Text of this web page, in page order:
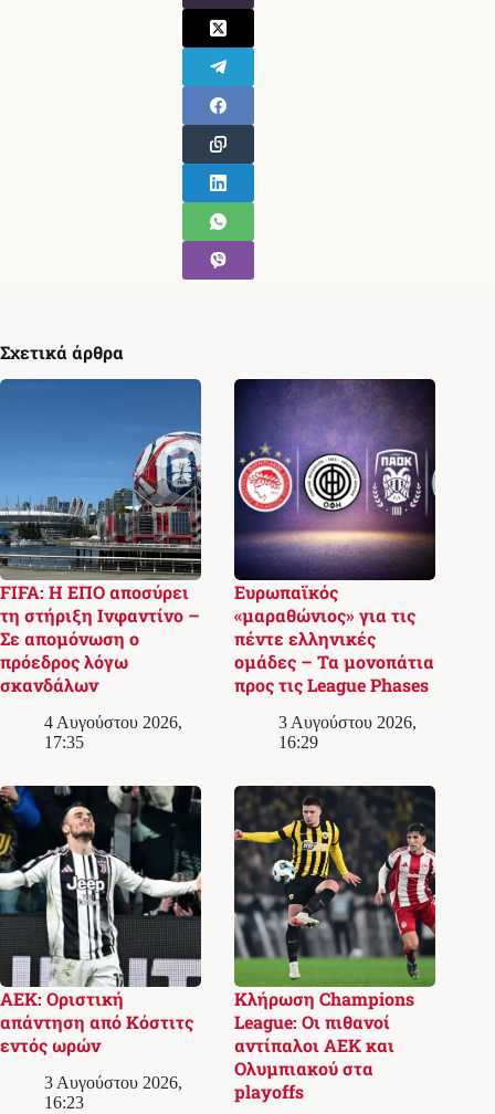
Σχετικά άρθρα
FIFA: Η ΕΠΟ αποσύρει
τη στήριξη Ινφαντίνο –
Σε απομόνωση ο
πρόεδρος λόγω
σκανδάλων
4 Αυγούστου 2026,
17:35
Ευρωπαϊκός
«μαραθώνιος» για τις
πέντε ελληνικές
ομάδες – Τα μονοπάτια
προς τις League Phases
3 Αυγούστου 2026,
16:29
ΑΕΚ: Οριστική
απάντηση από Κόστιτς
εντός ωρών
3 Αυγούστου 2026,
16:23
Κλήρωση Champions
League: Οι πιθανοί
αντίπαλοι ΑΕΚ και
Ολυμπιακού στα
playoffs